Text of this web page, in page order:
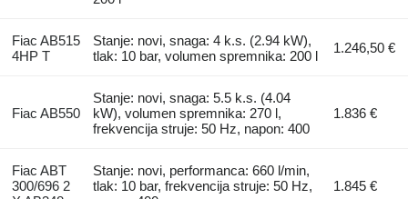
Fiac AB515
4HP T
Stanje: novi, snaga: 4 k.s. (2.94 kW),
tlak: 10 bar, volumen spremnika: 200 l
1.246,50 €
Fiac AB550
Stanje: novi, snaga: 5.5 k.s. (4.04
kW), volumen spremnika: 270 l,
frekvencija struje: 50 Hz, napon: 400
1.836 €
Fiac ABT
300/696 2
Stanje: novi, performanca: 660 l/min,
tlak: 10 bar, frekvencija struje: 50 Hz,
1.845 €